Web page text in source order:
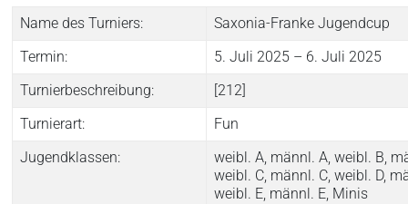
Name des Turniers:
Saxonia-Franke Jugendcup
Termin:
5. Juli 2025 – 6. Juli 2025
Turnierbeschreibung:
[212]
Turnierart:
Fun
Jugendklassen:
weibl. A, männl. A, weibl. B,
weibl. C, männl. C, weibl. D,
weibl. E, männl. E, Minis